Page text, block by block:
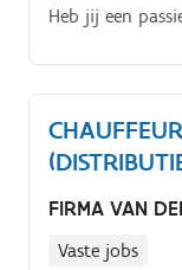
Heb jij een
functie wellicht
FIRMA VAN
Vaste jobs